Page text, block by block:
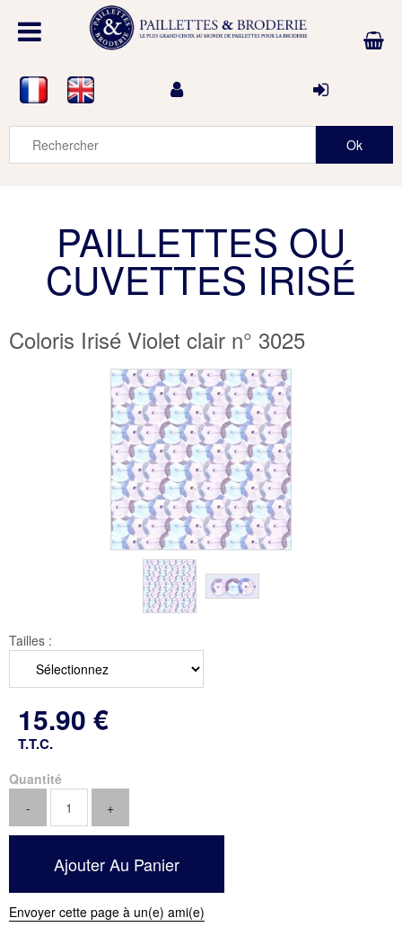
PAILLETTES OU
CUVETTES IRISÉ
Coloris Irisé Violet clair n° 3025
Tailles :
15.90 €
T.T.C.
Quantité
Envoyer cette page à un(e) ami(e)